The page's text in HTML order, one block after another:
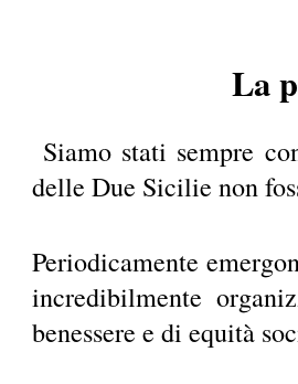
La
Siamo stati sempre
delle Due Sicilie non
Periodicamente
incredibilmente
benessere e di equità